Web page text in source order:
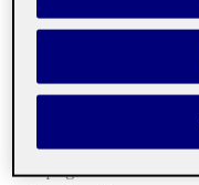
DISEÑO
Creación
Interfaces
Tipografía